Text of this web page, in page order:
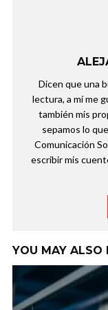
Dicen que una
lectura, a mí me
también mis
sepamos lo
Comunicación
escribir mis
YOU MAY ALSO